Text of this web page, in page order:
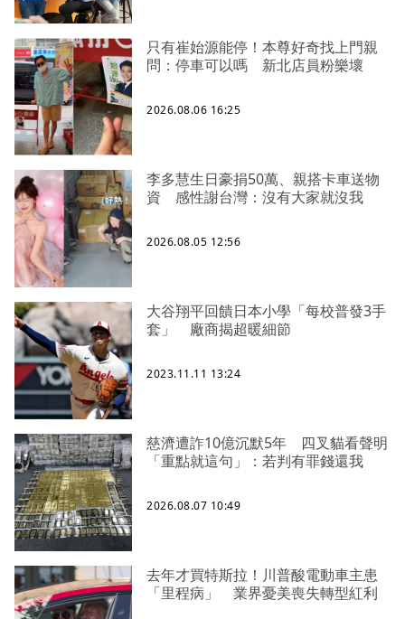
只有崔始源能停！本尊好奇找上門親
問：停車可以嗎 新北店員粉樂壞
2026.08.06 16:25
李多慧生日豪捐50萬、親搭卡車送物
資 感性謝台灣：沒有大家就沒我
2026.08.05 12:56
大谷翔平回饋日本小學「每校普發3手
套」 廠商揭超暖細節
2023.11.11 13:24
慈濟遭詐10億沉默5年 四叉貓看聲明
「重點就這句」：若判有罪錢還我
2026.08.07 10:49
去年才買特斯拉！川普酸電動車主患
「里程病」 業界憂美喪失轉型紅利